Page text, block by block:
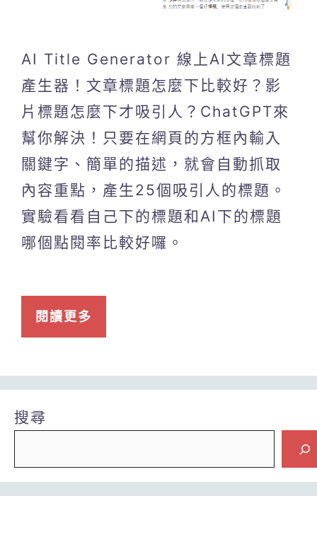
AI Title Generator 線上AI文章標題
產生器！文章標題怎麼下比較好？影
片標題怎麼下才吸引人？ChatGPT來
幫你解決！只要在網頁的方框內輸入
關鍵字、簡單的描述，就會自動抓取
內容重點，產生25個吸引人的標題。
實驗看看自己下的標題和AI下的標題
哪個點閱率比較好囉。
閱讀更多
搜尋